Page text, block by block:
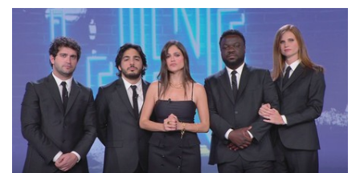
'90 e il 2000 che, inquietantemente, potrebbe essere ancora in
libertà. Lo speciale affronta inoltre le zone d'ombra sul Mostro di
Firenze, le cui responsabilità appaiono ancora oggi avvolte in un
groviglio di dubbi mai chiariti. Nel corso dello speciale anche
l'intervista inedita a Olindo Romano, realizzata ne...